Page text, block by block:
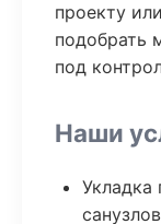
проекту
подобрать
под
Наши
Укладка
санузлов